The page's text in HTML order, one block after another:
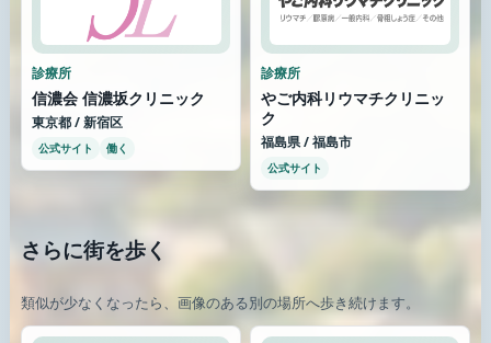
診療所
信濃会 信濃坂クリニック
東京都 / 新宿区
公式サイト 働く
診療所
やご内科リウマチクリニッ
ク
福島県 / 福島市
公式サイト
さらに街を歩く
類似が少なくなったら、画像のある別の場所へ歩き続けます。